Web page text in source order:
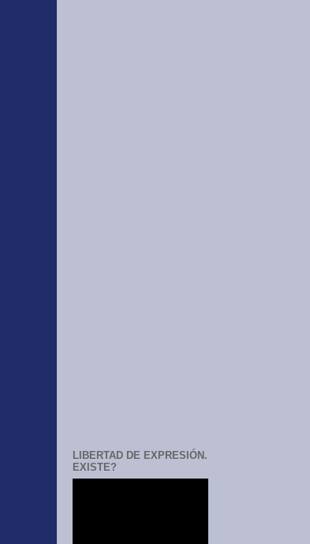
LIBERTAD DE EXPRESIÓN.
EXISTE?